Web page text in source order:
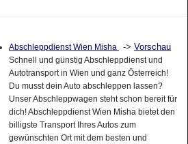
Abschleppdienst Wien Misha -> Vorschau
Schnell und günstig Abschleppdienst und
Autotransport in Wien und ganz Österreich!
Du musst dein Auto abschleppen lassen?
Unser Abschleppwagen steht schon bereit für
dich! Abschleppdienst Wien Misha bietet den
billigste Transport Ihres Autos zum
gewünschten Ort mit dem besten und